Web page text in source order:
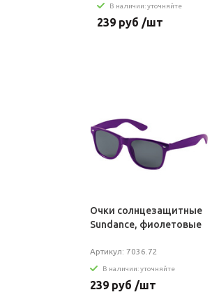
В наличии: уточняйте
239 руб /шт
Очки солнцезащитные
Sundance, фиолетовые
Артикул: 7036.72
В наличии: уточняйте
239 руб /шт